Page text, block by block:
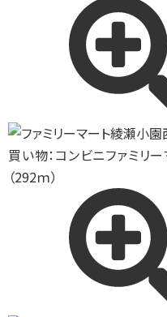
買い物：コンビニファミリ
（292ｍ）